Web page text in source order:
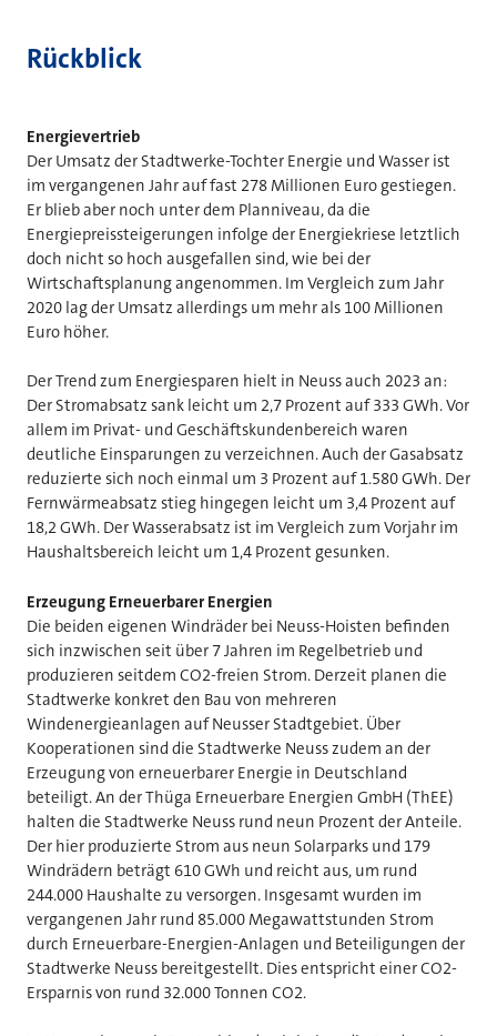
Rückblick
Energievertrieb
Der Umsatz der Stadtwerke-Tochter Energie und Wasser ist
im vergangenen Jahr auf fast 278 Millionen Euro gestiegen.
Er blieb aber noch unter dem Planniveau, da die
Energiepreissteigerungen infolge der Energiekriese letztlich
doch nicht so hoch ausgefallen sind, wie bei der
Wirtschaftsplanung angenommen. Im Vergleich zum Jahr
2020 lag der Umsatz allerdings um mehr als 100 Millionen
Euro höher.
Der Trend zum Energiesparen hielt in Neuss auch 2023 an:
Der Stromabsatz sank leicht um 2,7 Prozent auf 333 GWh. Vor
allem im Privat- und Geschäftskundenbereich waren
deutliche Einsparungen zu verzeichnen. Auch der Gasabsatz
reduzierte sich noch einmal um 3 Prozent auf 1.580 GWh. Der
Fernwärmeabsatz stieg hingegen leicht um 3,4 Prozent auf
18,2 GWh. Der Wasserabsatz ist im Vergleich zum Vorjahr im
Haushaltsbereich leicht um 1,4 Prozent gesunken.
Erzeugung Erneuerbarer Energien
Die beiden eigenen Windräder bei Neuss-Hoisten befinden
sich inzwischen seit über 7 Jahren im Regelbetrieb und
produzieren seitdem CO2-freien Strom. Derzeit planen die
Stadtwerke konkret den Bau von mehreren
Windenergieanlagen auf Neusser Stadtgebiet. Über
Kooperationen sind die Stadtwerke Neuss zudem an der
Erzeugung von erneuerbarer Energie in Deutschland
beteiligt. An der Thüga Erneuerbare Energien GmbH (ThEE)
halten die Stadtwerke Neuss rund neun Prozent der Anteile.
Der hier produzierte Strom aus neun Solarparks und 179
Windrädern beträgt 610 GWh und reicht aus, um rund
244.000 Haushalte zu versorgen. Insgesamt wurden im
vergangenen Jahr rund 85.000 Megawattstunden Strom
durch Erneuerbare-Energien-Anlagen und Beteiligungen der
Stadtwerke Neuss bereitgestellt. Dies entspricht einer CO2-
Ersparnis von rund 32.000 Tonnen CO2.